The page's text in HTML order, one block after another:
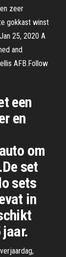
zeer
gokkast winst
25, 2020 A
and
AFB.Follow
een
en
om
set
sets
in